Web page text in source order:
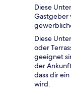
Diese
Gastgeber
Diese
oder
geeignet
der
dass dir
wird.